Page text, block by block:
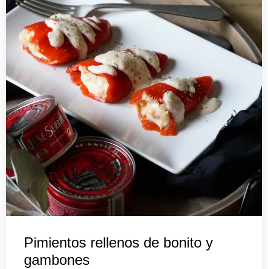
Pimientos rellenos de bonito y
gambones